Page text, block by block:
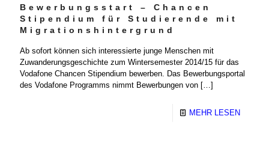
Bewerbungsstart – Chancen
Stipendium für Studierende mit
Migrationshintergrund
Ab sofort können sich interessierte junge Menschen mit
Zuwanderungsgeschichte zum Wintersemester 2014/15 für das
Vodafone Chancen Stipendium bewerben. Das Bewerbungsportal
des Vodafone Programms nimmt Bewerbungen von […]
MEHR LESEN